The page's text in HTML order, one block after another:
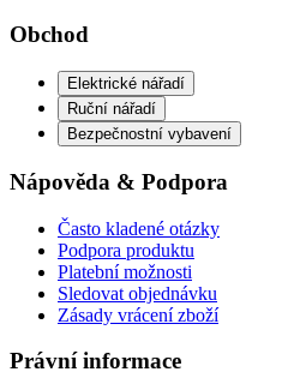
Obchod
Elektrické nářadí
Ruční nářadí
Bezpečnostní vybavení
Nápověda & Podpora
Často kladené otázky
Podpora produktu
Platební možnosti
Sledovat objednávku
Zásady vrácení zboží
Právní informace